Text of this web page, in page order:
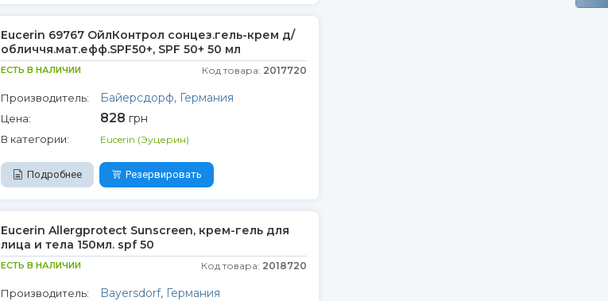
Eucerin 69767 ОйлКонтрол сонцез.гель-крем д/
обличчя.мат.ефф.SPF50+, SPF 50+ 50 мл
ЕСТЬ В НАЛИЧИИ Код товара: 2017720
Производитель: Байерсдорф, Германия
Цена: 828 грн
В категории: Eucerin (Эуцерин)
Подробнее Резервировать
Eucerin Allergprotect Sunscreen, крем-гель для
лица и тела 150мл. spf 50
ЕСТЬ В НАЛИЧИИ Код товара: 2018720
Производитель: Bayersdorf, Германия